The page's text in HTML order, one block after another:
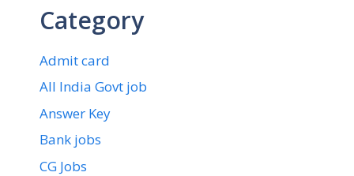
Category
Admit card
All India Govt job
Answer Key
Bank jobs
CG Jobs